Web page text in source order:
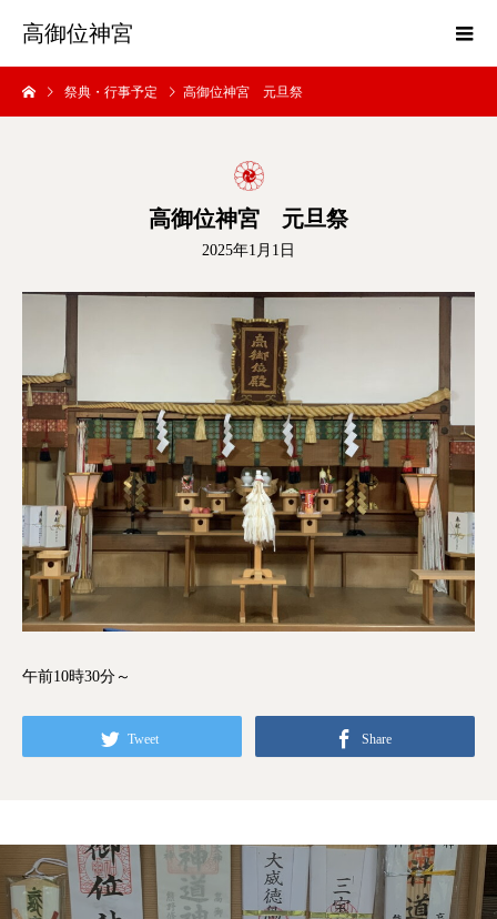
高御位神宮
祭典・行事予定 高御位神宮 元旦祭
高御位神宮 元旦祭
2025年1月1日
午前10時30分～
Tweet Share